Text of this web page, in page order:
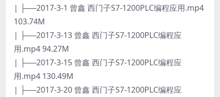
| ├──2017-3-1 曾鑫 西门子S7-1200PLC编程应用.mp4
103.74M
| ├──2017-3-13 曾鑫 西门子S7-1200PLC编程应
用.mp4 94.27M
| ├──2017-3-15 曾鑫 西门子S7-1200PLC编程应
用.mp4 130.49M
| ├──2017-3-20 曾鑫 西门子S7-1200PLC编程应